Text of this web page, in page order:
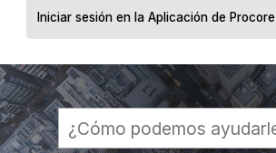
Iniciar sesión en la Aplicación de Procore